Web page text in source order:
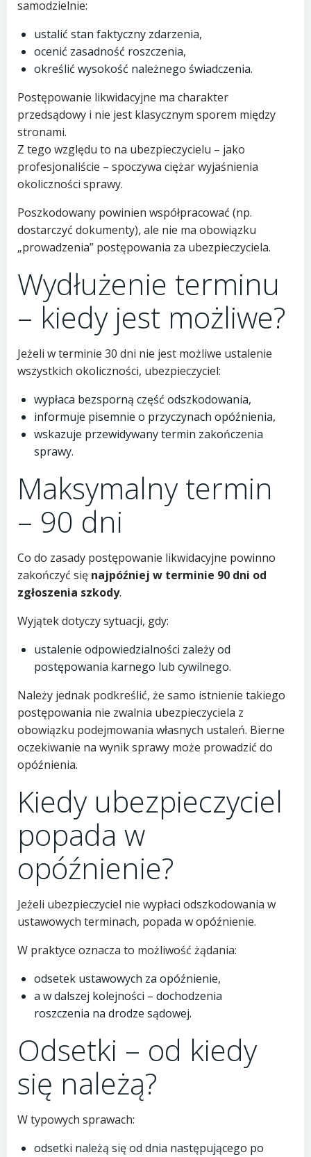
samodzielnie:
ustalić stan faktyczny zdarzenia,
ocenić zasadność roszczenia,
określić wysokość należnego świadczenia.
Postępowanie likwidacyjne ma charakter
przedsądowy i nie jest klasycznym sporem między
stronami.
Z tego względu to na ubezpieczycielu – jako
profesjonaliście – spoczywa ciężar wyjaśnienia
okoliczności sprawy.
Poszkodowany powinien współpracować (np.
dostarczyć dokumenty), ale nie ma obowiązku
„prowadzenia” postępowania za ubezpieczyciela.
Wydłużenie terminu
– kiedy jest możliwe?
Jeżeli w terminie 30 dni nie jest możliwe ustalenie
wszystkich okoliczności, ubezpieczyciel:
wypłaca bezsporną część odszkodowania,
informuje pisemnie o przyczynach opóźnienia,
wskazuje przewidywany termin zakończenia
sprawy.
Maksymalny termin
– 90 dni
Co do zasady postępowanie likwidacyjne powinno
zakończyć się najpóźniej w terminie 90 dni od
zgłoszenia szkody.
Wyjątek dotyczy sytuacji, gdy:
ustalenie odpowiedzialności zależy od
postępowania karnego lub cywilnego.
Należy jednak podkreślić, że samo istnienie takiego
postępowania nie zwalnia ubezpieczyciela z
obowiązku podejmowania własnych ustaleń. Bierne
oczekiwanie na wynik sprawy może prowadzić do
opóźnienia.
Kiedy ubezpieczyciel
popada w
opóźnienie?
Jeżeli ubezpieczyciel nie wypłaci odszkodowania w
ustawowych terminach, popada w opóźnienie.
W praktyce oznacza to możliwość żądania:
odsetek ustawowych za opóźnienie,
a w dalszej kolejności – dochodzenia
roszczenia na drodze sądowej.
Odsetki – od kiedy
się należą?
W typowych sprawach:
odsetki należą się od dnia następującego po